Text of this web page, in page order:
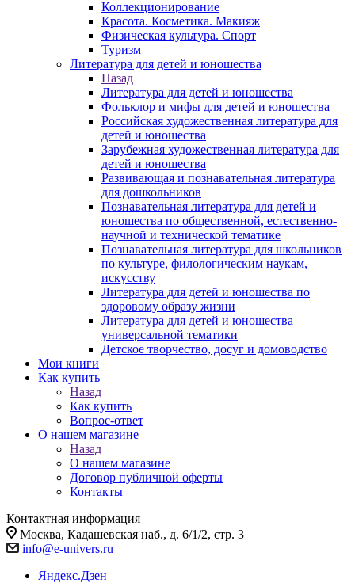
Коллекционирование
Красота. Косметика. Макияж
Физическая культура. Спорт
Туризм
Литература для детей и юношества
Назад
Литература для детей и юношества
Фольклор и мифы для детей и юношества
Российская художественная литература для
детей и юношества
Зарубежная художественная литература для
детей и юношества
Развивающая и познавательная литература
для дошкольников
Познавательная литература для детей и
юношества по общественной, естественно-
научной и технической тематике
Познавательная литература для школьников
по культуре, филологическим наукам,
искусству
Литература для детей и юношества по
здоровому образу жизни
Литература для детей и юношества
универсальной тематики
Детское творчество, досуг и домоводство
Мои книги
Как купить
Назад
Как купить
Вопрос-ответ
О нашем магазине
Назад
О нашем магазине
Договор публичной оферты
Контакты
Контактная информация
Москва, Кадашевская наб., д. 6/1/2, стр. 3
info@e-univers.ru
Яндекс.Дзен